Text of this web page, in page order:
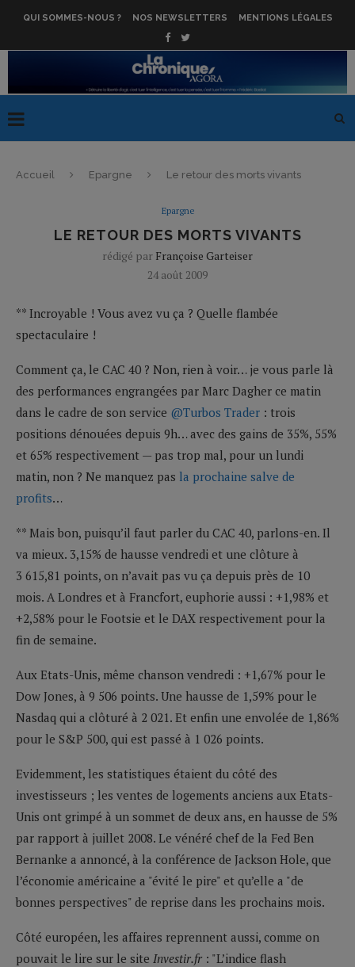
QUI SOMMES-NOUS ? NOS NEWSLETTERS MENTIONS LÉGALES
Accueil Epargne Le retour des morts vivants
Epargne
LE RETOUR DES MORTS VIVANTS
rédigé par Françoise Garteiser
24 août 2009
** Incroyable ! Vous avez vu ça ? Quelle flambée
spectaculaire !
Comment ça, le CAC 40 ? Non, rien à voir… je vous parle là
des performances engrangées par Marc Dagher ce matin
dans le cadre de son service @Turbos Trader : trois
positions dénouées depuis 9h… avec des gains de 35%, 55%
et 65% respectivement — pas trop mal, pour un lundi
matin, non ? Ne manquez pas la prochaine salve de
profits…
** Mais bon, puisqu’il faut parler du CAC 40, parlons-en. Il
va mieux. 3,15% de hausse vendredi et une clôture à
3 615,81 points, on n’avait pas vu ça depuis près de 10
mois. A Londres et à Francfort, euphorie aussi : +1,98% et
+2,58% pour le Footsie et le DAX respectivement pour la
fin de semaine.
Aux Etats-Unis, même chanson vendredi : +1,67% pour le
Dow Jones, à 9 506 points. Une hausse de 1,59% pour le
Nasdaq qui a clôturé à 2 021. Et enfin une envolée de 1,86%
pour le S&P 500, qui est passé à 1 026 points.
Evidemment, les statistiques étaient du côté des
investisseurs ; les ventes de logements anciens aux Etats-
Unis ont grimpé à un sommet de deux ans, en hausse de 5%
par rapport à juillet 2008. Le vénéré chef de la Fed Ben
Bernanke a annoncé, à la conférence de Jackson Hole, que
l’économie américaine a "évité le pire" et qu’elle a "de
bonnes perspectives" de reprise dans les prochains mois.
Côté européen, les affaires reprennent aussi, comme on
pouvait le lire sur le site Investir.fr : "L’indice flash